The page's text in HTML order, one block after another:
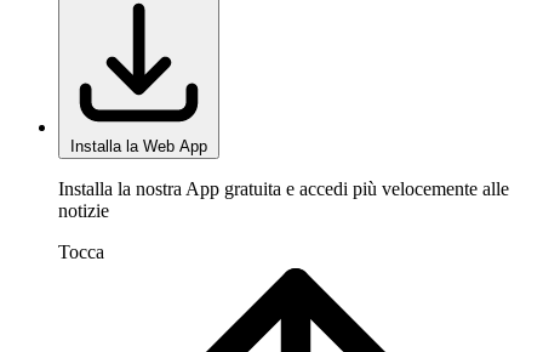
Installa la Web App
Installa la nostra App gratuita e accedi più velocemente alle
notizie
Tocca